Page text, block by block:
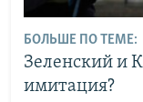
БОЛЬШЕ ПО ТЕМЕ:
Зеленский и
имитация?